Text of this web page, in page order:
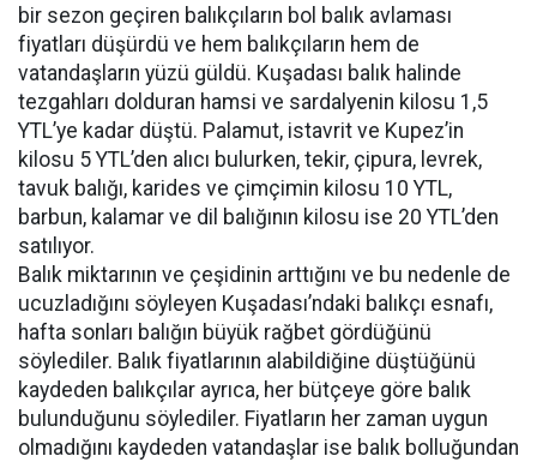
bir sezon geçiren balıkçıların bol balık avlaması
fiyatları düşürdü ve hem balıkçıların hem de
vatandaşların yüzü güldü. Kuşadası balık halinde
tezgahları dolduran hamsi ve sardalyenin kilosu 1,5
YTL’ye kadar düştü. Palamut, istavrit ve Kupez’in
kilosu 5 YTL’den alıcı bulurken, tekir, çipura, levrek,
tavuk balığı, karides ve çimçimin kilosu 10 YTL,
barbun, kalamar ve dil balığının kilosu ise 20 YTL’den
satılıyor.
Balık miktarının ve çeşidinin arttığını ve bu nedenle de
ucuzladığını söyleyen Kuşadası’ndaki balıkçı esnafı,
hafta sonları balığın büyük rağbet gördüğünü
söylediler. Balık fiyatlarının alabildiğine düştüğünü
kaydeden balıkçılar ayrıca, her bütçeye göre balık
bulunduğunu söylediler. Fiyatların her zaman uygun
olmadığını kaydeden vatandaşlar ise balık bolluğundan